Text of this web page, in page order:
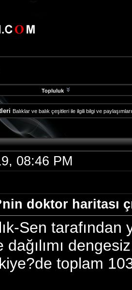
Topluluk
Balıklar ve balık çeşitleri ile ilgili bilgi ve
08:46 PM
doktor haritası
Sen tarafından
toplam